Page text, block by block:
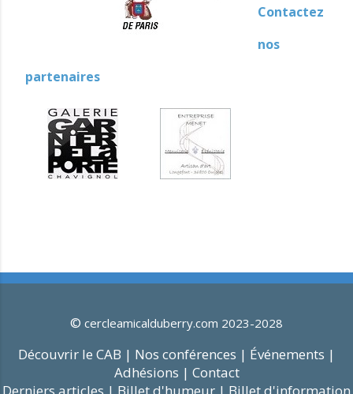
Contactez
nos
partenaires
© cercleamicalduberry.com 2023-2028
Découvrir le CAB | Nos conférences | Événements |
Adhésions | Contact